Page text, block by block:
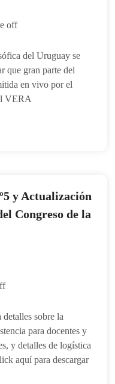
off
del Uruguay se
que gran parte del
en vivo por el
VERA
y Actualización
Congreso de la
sobre la
para docentes y
y detalles de logística
aquí para descargar